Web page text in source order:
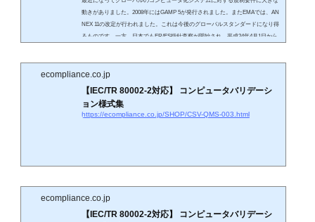
動きがありました。2008年にはGAMP 5が発行されました。またEMAでは、AN
NEX 11の改定が行われました。これは今後のグローバルスタンダードになり得
るものです。一方、日本でもER/ES指針査察が開始され、平成24年4月1日から
応方法を解説いたします。実際のCSV文書を開示しながら、成果物の作成方法
ecompliance.co.jp
【IEC/TR 80002-2対応】 コンピュータバリデーシ
ョン様式集
https://ecompliance.co.jp/SHOP/CSV-QMS-003.html
ecompliance.co.jp
【IEC/TR 80002-2対応】 コンピュータバリデーシ